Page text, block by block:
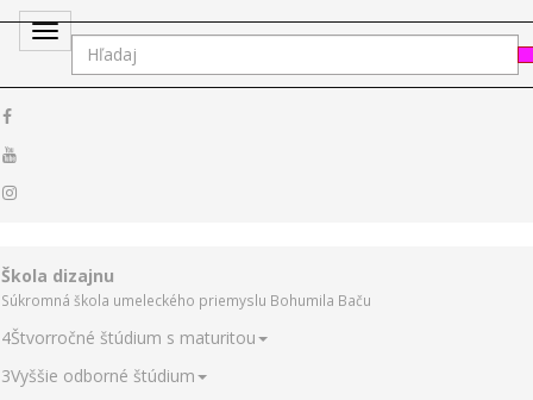
Toggle
navigation
Škola dizajnu
Súkromná škola umeleckého priemyslu Bohumila Baču
4Štvorročné štúdium s maturitou
3Vyššie odborné štúdium